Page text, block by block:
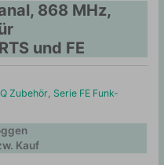
868 MHz,
und FE
Zubehör, Serie FE Funk-
Kauf